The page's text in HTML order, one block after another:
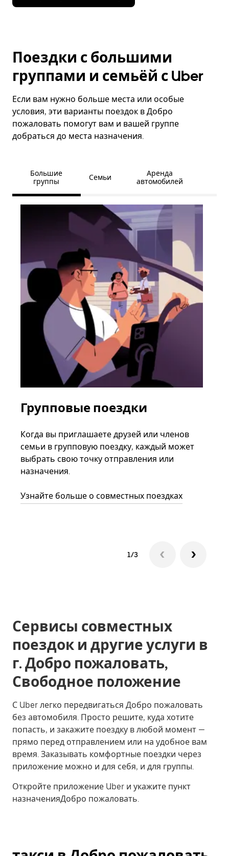
Поездки с большими
группами и семьёй с Uber
Если вам нужно больше места или особые
условия, эти варианты поездок в Добро
пожаловать помогут вам и вашей группе
добраться до места назначения.
Большие
группы
Семьи
Аренда
автомобилей
Групповые поездки
Когда вы приглашаете друзей или членов
семьи в групповую поездку, каждый может
выбрать свою точку отправления или
назначения.
Узнайте больше о совместных поездках
1/3
Сервисы совместных
поездок и другие услуги в
г. Добро пожаловать,
Свободное положение
С Uber легко передвигаться Добро пожаловать
без автомобиля. Просто решите, куда хотите
попасть, и закажите поездку в любой момент —
прямо перед отправлением или на удобное вам
время. Заказывать комфортные поездки через
приложение можно и для себя, и для группы.
Откройте приложение Uber и укажите пункт
назначенияДобро пожаловать.